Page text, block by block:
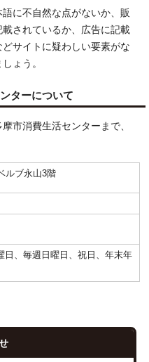
に不自然な点がないか、販
されているか、広告に記載
サイトに疑わしい要素がな
ょう。
ターについて
市消費生活センターまで、
ルブ永山3階
日、毎週日曜日、祝日、年末年